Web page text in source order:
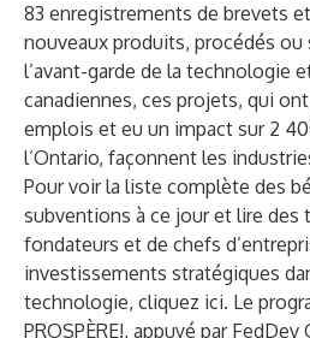
83 enregistrements de brevets
nouveaux produits, procédés ou
l’avant-garde de la technologie
canadiennes, ces projets, qui
emplois et eu un impact sur 2
l’Ontario, façonnent les
Pour voir la liste complète des
subventions à ce jour et lire des
fondateurs et de chefs
investissements stratégiques
technologie, cliquez ici. Le
PROSPÈRE!, appuyé par